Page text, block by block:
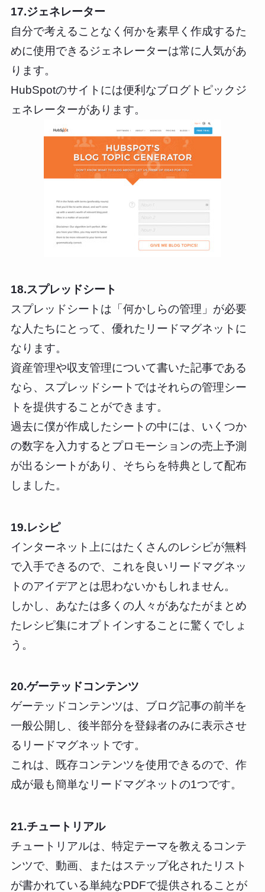
17.ジェネレーター
自分で考えることなく何かを素早く作成するた
めに使用できるジェネレーターは常に人気があ
ります。
HubSpotのサイトには便利なブログトピックジ
ェネレーターがあります。
18.スプレッドシート
スプレッドシートは「何かしらの管理」が必要
な人たちにとって、優れたリードマグネットに
なります。
資産管理や収支管理について書いた記事である
なら、スプレッドシートではそれらの管理シー
トを提供することができます。
過去に僕が作成したシートの中には、いくつか
の数字を入力するとプロモーションの売上予測
が出るシートがあり、そちらを特典として配布
しました。
19.レシピ
インターネット上にはたくさんのレシピが無料
で入手できるので、これを良いリードマグネッ
トのアイデアとは思わないかもしれません。
しかし、あなたは多くの人々があなたがまとめ
たレシピ集にオプトインすることに驚くでしょ
う。
20.ゲーテッドコンテンツ
ゲーテッドコンテンツは、ブログ記事の前半を
一般公開し、後半部分を登録者のみに表示させ
るリードマグネットです。
これは、既存コンテンツを使用できるので、作
成が最も簡単なリードマグネットの1つです。
21.チュートリアル
チュートリアルは、特定テーマを教えるコンテ
ンツで、動画、またはステップ化されたリスト
が書かれている単純なPDFで提供されることが